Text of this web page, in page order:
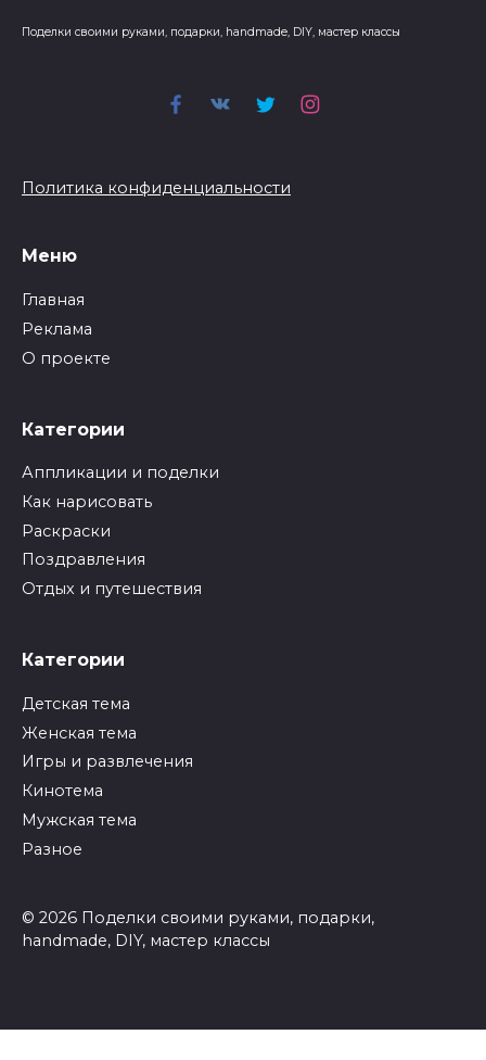
Поделки своими руками, подарки, handmade, DIY, мастер классы
Политика конфиденциальности
Меню
Главная
Реклама
О проекте
Категории
Аппликации и поделки
Как нарисовать
Раскраски
Поздравления
Отдых и путешествия
Категории
Детская тема
Женская тема
Игры и развлечения
Кинотема
Мужская тема
Разное
© 2026 Поделки своими руками, подарки,
handmade, DIY, мастер классы